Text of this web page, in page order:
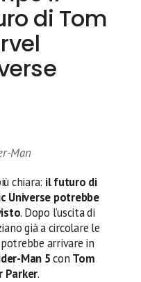
di Tom
Man
chiara: il futuro di
Universe potrebbe
. Dopo l’uscita di
già a circolare le
arrivare in
Man 5con Tom
Parker.